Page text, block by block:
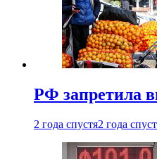
РФ запретила
2 года спустя2 года